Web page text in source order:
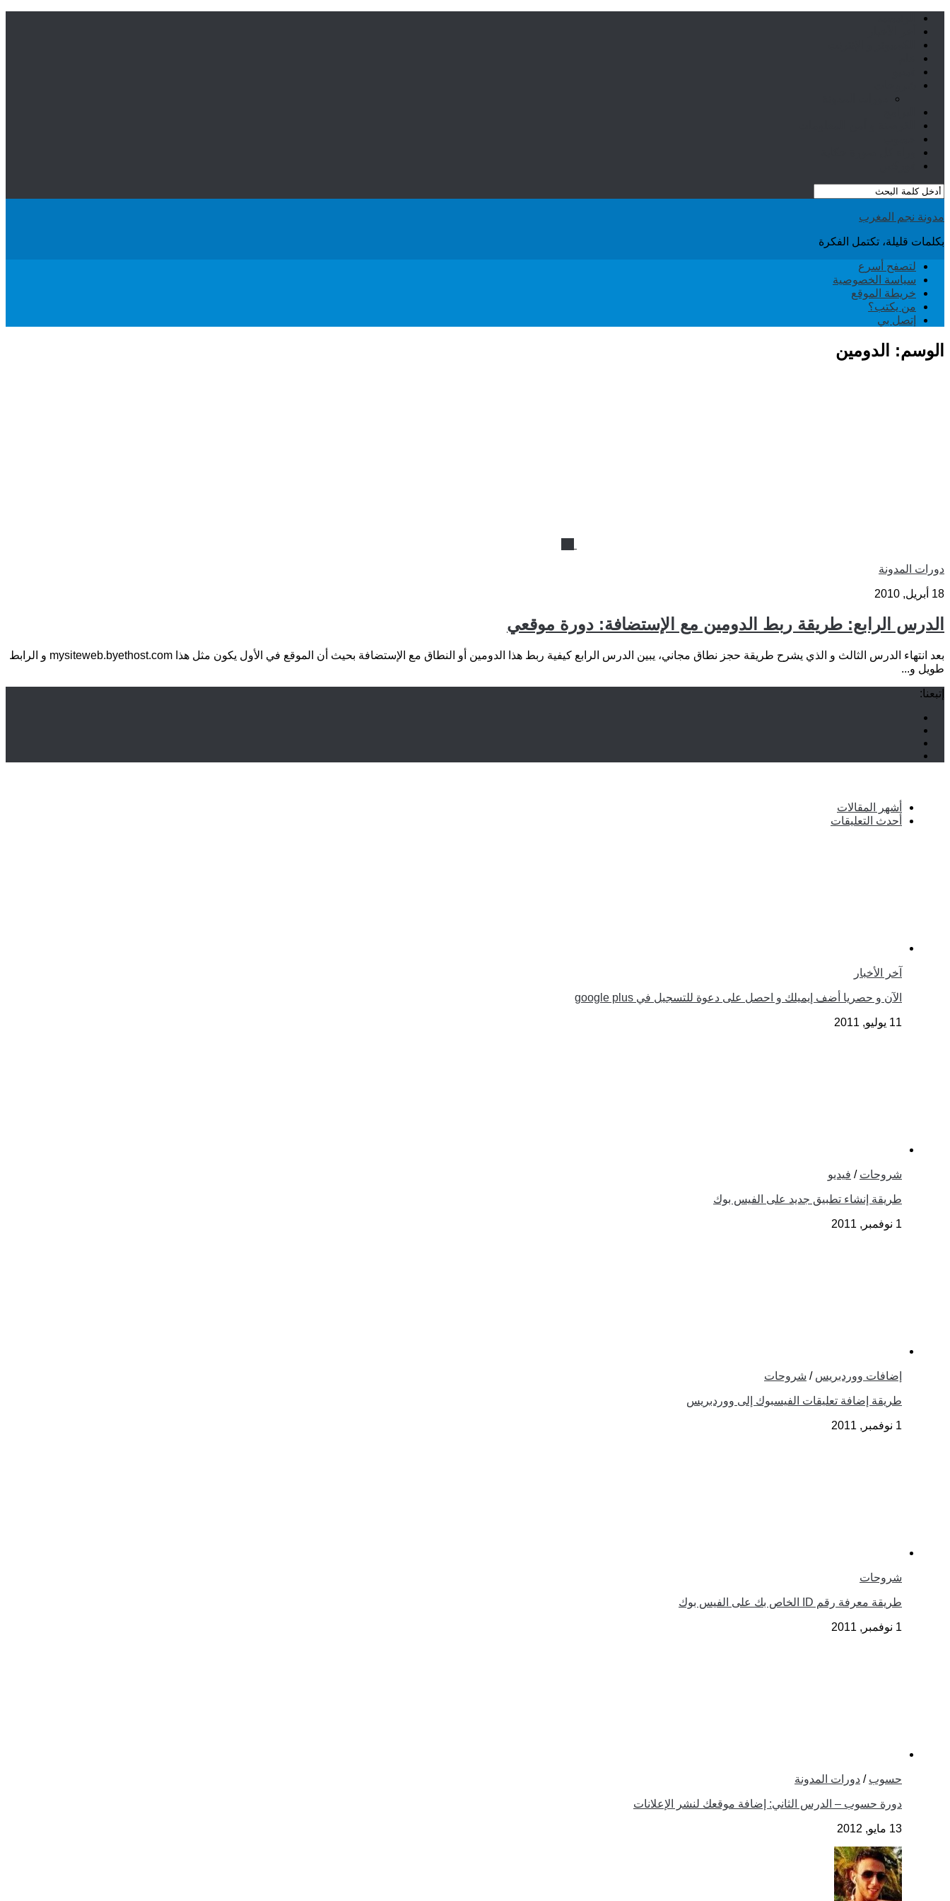
مدونة نجم المغرب
بكلمات قليلة، تكتمل الفكرة
لتصفح أسرع
سياسة الخصوصية
خريطة الموقع
من يكتب؟
إتصل بي
الوسم: الدومين
دورات المدونة
18 أبريل, 2010
الدرس الرابع: طريقة ربط الدومين مع الإستضافة: دورة موقعي
بعد انتهاء الدرس الثالث و الذي يشرح طريقة حجز نطاق مجاني، يبين الدرس الرابع كيفية ربط هذا الدومين أو النطاق مع الإستضافة بحيث أن الموقع في الأول يكون مثل هذا mysiteweb.byethost.com و الرابط
طويل و...
إتبعنا:
أشهر المقالات
أحدث التعليقات
آخر الأخبار
الآن و حصريا أضف إيميلك و احصل على دعوة للتسجيل في google plus
11 يوليو, 2011
شروحات / فيديو
طريقة إنشاء تطبيق جديد على الفيس بوك
1 نوفمبر, 2011
إضافات ووردبريس / شروحات
طريقة إضافة تعليقات الفيسبوك إلى ووردبريس
1 نوفمبر, 2011
شروحات
طريقة معرفة رقم ID الخاص بك على الفيس بوك
1 نوفمبر, 2011
حسوب / دورات المدونة
دورة حسوب – الدرس الثاني: إضافة موقعك لنشر الإعلانات
13 مايو, 2012